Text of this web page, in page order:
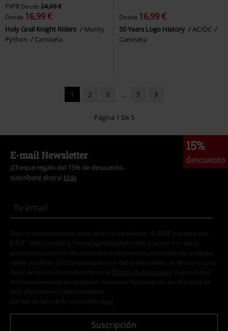
PVPR Desde 24,99 €
Desde 16,99 €
Holy Grail Knight Riders
Monty
Python
Camiseta
Desde 16,99 €
50 Years Logo History
AC/DC
Camiseta
1 2 3 ... 5
Página 1 De 5
15%
descuento
E-mail Newsletter
¡Cheque regalo del 15% de descuento,
suscríbete ahora! Más
Doy mi consentimiento para recibir la newsletter de EMP y acepto que
E.M.P. Merchandising Handelsgesellschaft mbH procese mis datos
personales con el fin de informarme de manera personalizada y regular
sobre su oferta. El tratamiento de mis datos personales se llevará a cabo
de acuerdo con lo establecido en la
Política de Privacidad . Puedo retirar
mi consentimiento en cualquier momento haciendo clic en el enlace de
baja presente en cada newsletter.
Darme de baja de la newsletter
aquí
Suscripción